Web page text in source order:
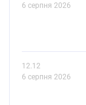
6 серпня 2026
12.12
6 серпня 2026